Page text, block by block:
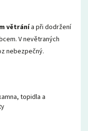
větránía při dodržení
V nevětraných
nebezpečný.
topidla a